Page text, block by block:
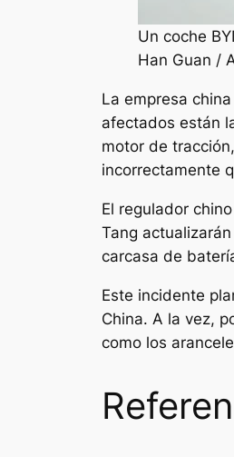
Un coche
Han Guan /
La empresa
afectados están
motor de
incorrectamente
El regulador
Tang
carcasa de
Este incidente
China. A la vez,
como los